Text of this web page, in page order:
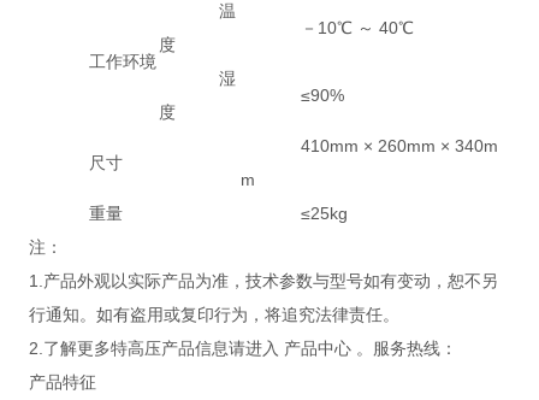
工作环境
温
度
－10℃ ～ 40℃
湿
度
≤90%
尺寸
410mm × 260mm × 340m
m
重量
≤25kg
注：
1.产品外观以实际产品为准，技术参数与型号如有变动，恕不另
行通知。如有盗用或复印行为，将追究法律责任。
2.了解更多特高压产品信息请进入 产品中心 。服务热线：
产品特征